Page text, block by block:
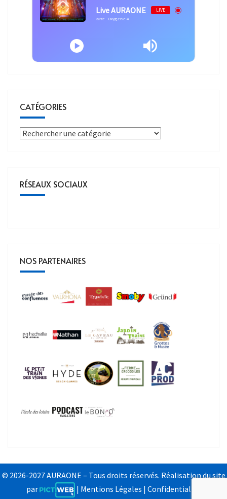
Live AURAONE LIVE
Jean Michel Jarre - Jean Michel Jarre - Oxygene 4
CATÉGORIES
RÉSEAUX SOCIAUX
NOS PARTENAIRES
© 2026-2027 AURAONE – Tous droits réservés. Réalisation du site
par
| Mentions Légales | Confidentialité